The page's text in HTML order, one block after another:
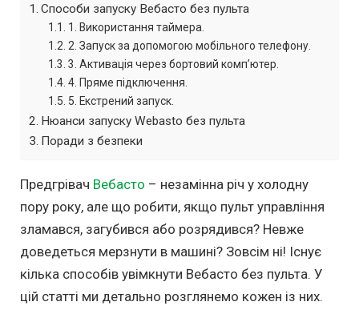
Способи запуску Вебасто без пульта
1. Використання таймера.
2. Запуск за допомогою мобільного телефону.
3. Активація через бортовий комп’ютер.
4. Пряме підключення.
5. Екстрений запуск.
Нюанси запуску Webasto без пульта
Поради з безпеки
Предгрівач Вебасто – незамінна річ у холодну
пору року, але що робити, якщо пульт управління
зламався, загубився або розрядився? Невже
доведеться мерзнути в машині? Зовсім ні! Існує
кілька способів увімкнути Вебасто без пульта. У
цій статті ми детально розглянемо кожен із них.